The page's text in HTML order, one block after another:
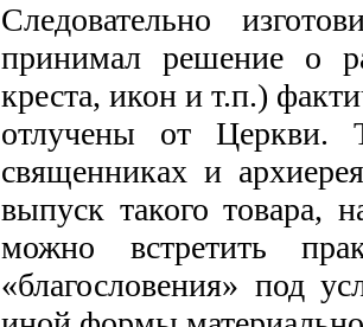
Следовательно
принимал решение о
креста, икон и т.п.)
отлучены от
священниках и
выпуск такого товара,
можно встретить
«благословения» под